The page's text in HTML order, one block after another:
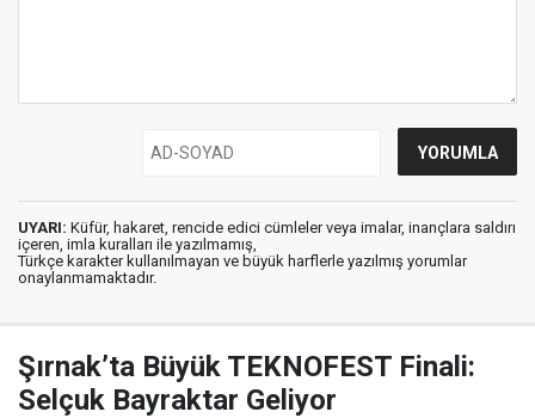
UYARI: Küfür, hakaret, rencide edici cümleler veya imalar, inançlara saldırı
içeren, imla kuralları ile yazılmamış,
Türkçe karakter kullanılmayan ve büyük harflerle yazılmış yorumlar
onaylanmamaktadır.
Şırnak’ta Büyük TEKNOFEST Finali:
Selçuk Bayraktar Geliyor